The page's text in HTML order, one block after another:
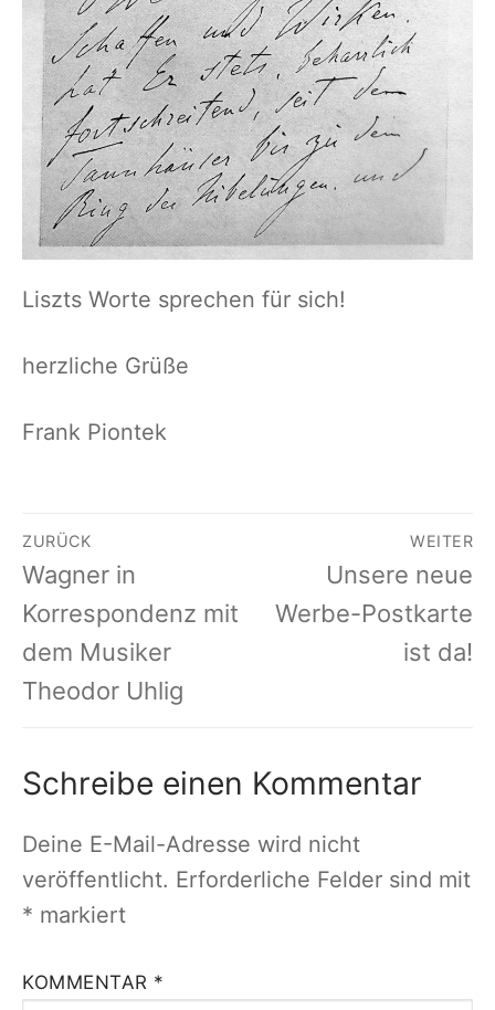
Liszts Worte sprechen für sich!
herzliche Grüße
Frank Piontek
Beitragsnavigation
ZURÜCK
Vorheriger
Beitrag:
Wagner in
Korrespondenz mit
dem Musiker
Theodor Uhlig
WEITER
Nächster
Beitrag:
Unsere neue
Werbe-Postkarte
ist da!
Schreibe einen Kommentar
Deine E-Mail-Adresse wird nicht
veröffentlicht. Erforderliche Felder sind mit
* markiert
KOMMENTAR *